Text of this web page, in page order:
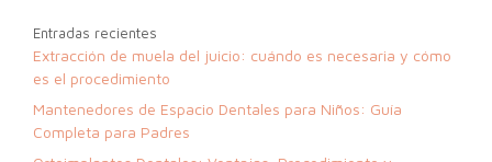
Entradas recientes
Extracción de muela del juicio: cuándo es necesaria y cómo
es el procedimiento
Mantenedores de Espacio Dentales para Niños: Guía
Completa para Padres